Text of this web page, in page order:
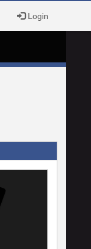
Login